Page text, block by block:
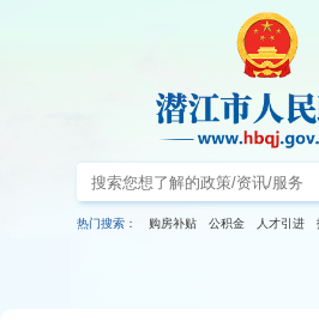
热门搜索： 购房补贴 公积金 人才引进